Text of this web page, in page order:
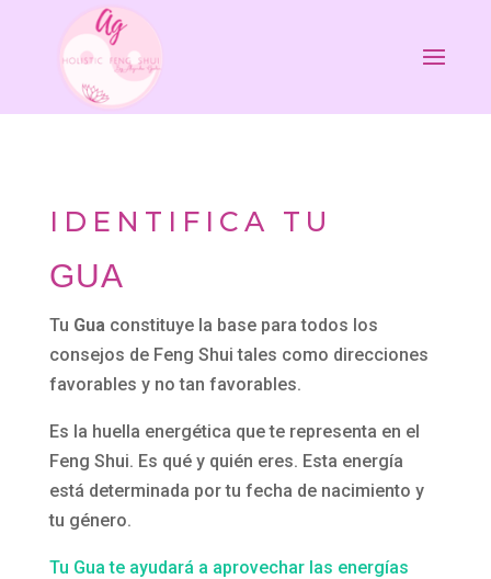
IDENTIFICA TU
GUA
Tu Gua constituye la base para todos los
consejos de Feng Shui tales como direcciones
favorables y no tan favorables.
Es la huella energética que te representa en el
Feng Shui. Es qué y quién eres. Esta energía
está determinada por tu fecha de nacimiento y
tu género.
Tu Gua te ayudará a aprovechar las energías